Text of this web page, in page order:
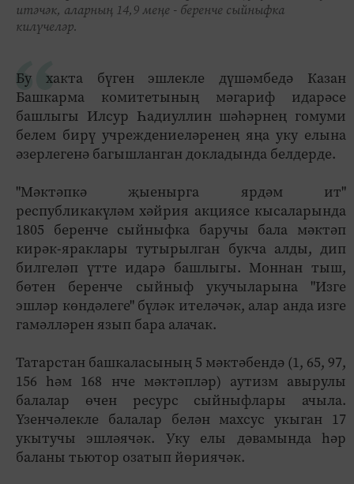
итәчәк, аларның 14,9 меңе - беренче сыйныфка
килүчеләр.
Бу хакта бүген эшлекле дүшәмбедә Казан
Башкарма комитетының мәгариф идарәсе
башлыгы Илсур Һадиуллин шәһәрнең гомуми
белем бирү учреждениеләренең яңа уку елына
әзерлегенә багышланган докладында белдерде.
"Мәктәпкә җыенырга ярдәм ит"
республикакүләм хәйрия акциясе кысаларында
1805 беренче сыйныфка баручы бала мәктәп
кирәк-яраклары тутырылган букча алды, дип
билгеләп үтте идарә башлыгы. Моннан тыш,
бөтен беренче сыйныф укучыларына "Изге
эшләр көндәлеге" бүләк ителәчәк, алар анда изге
гамәлләрен язып бара алачак.
Татарстан башкаласының 5 мәктәбендә (1, 65, 97,
156 һәм 168 нче мәктәпләр) аутизм авырулы
балалар өчен ресурс сыйныфлары ачыла.
Үзенчәлекле балалар белән махсус укыган 17
укытучы эшләячәк. Уку елы дәвамында һәр
баланы тьютор озатып йөриячәк.